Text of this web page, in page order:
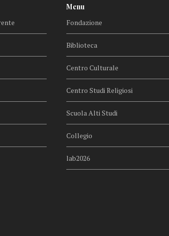
Menu
Fondazione
Biblioteca
Centro Culturale
Centro Studi Religiosi
Scuola Alti Studi
Collegio
lab2026